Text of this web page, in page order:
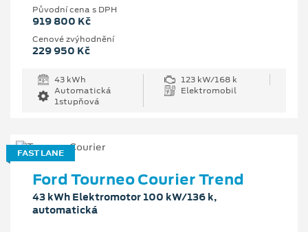
Původní cena s DPH
919 800 Kč
Cenové zvýhodnění
229 950 Kč
43 kWh
123 kW/168 k
Automatická
1stupňová
Elektromobil
FAST LANE
Ford Tourneo Courier Trend
43 kWh Elektromotor 100 kW/136 k,
automatická